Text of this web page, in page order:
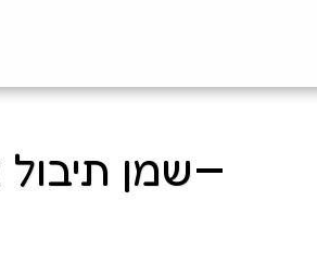
שמן תיבול